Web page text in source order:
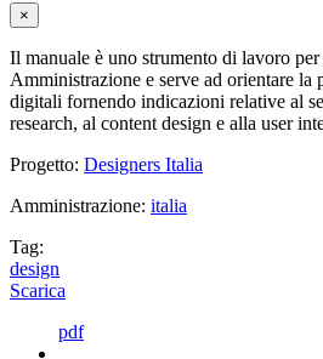
×
Il manuale è uno strumento di lavoro
Amministrazione e serve ad orientare la
digitali fornendo indicazioni relative al
research, al content design e alla user
Progetto: Designers Italia
Amministrazione: italia
Tag:
design
Scarica
pdf